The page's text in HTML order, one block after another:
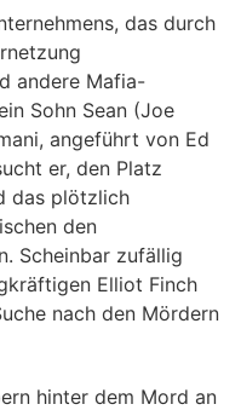
das durch
andere Mafia-
Sohn Sean (Joe
angeführt von Ed
er, den Platz
das plötzlich
den
Scheinbar zufällig
Elliot Finch
nach den Mördern
hinter dem Mord an